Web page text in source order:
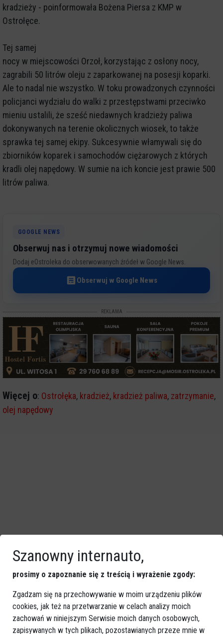
kradzieży - poinformowała Bożena Piersa z KMP w
Ostrołęce.
Tej samej
nocy w miejscowości Orzoł, korzystając z osłony nocy,
zagrabili 50 litrów oleju z zaparkowanej na posesji koparki.
Ale to nadal nie wszystko. W toku prowadzonych czynności
policjanci wydziału do walki z przestępstwami przeciwko
mieniu ustalili, że sześć niedawnych kradzieży paliwa
dokonywanych na terenie okolicznych wiosek, to także
sprawka tej samej ekipy. Sukcesywnie włamywali się do
zbiorników koparek i samochodów ciężarowych z których
kradli olej napędowy. W sumie na ich koncie jest prawie 500
litrów paliwa.
GOOGLE NEWS
Obserwuj nas i otrzymuj nowe wiadomości
Dodaj eOstroleka do obserwowanych źródeł w Google News.
Obserwuj w Google News
REKLAMA
Więcej o: Ostrołęka, kradzież, kradzież paliwa, zatrzymanie,
olej napędowy
Szanowny internauto,
prosimy o zapoznanie się z treścią i wyrażenie zgody:
Zgadzam się na przechowywanie w moim urządzeniu plików
cookies, jak też na przetwarzanie w celach analizy moich
zachowań w niniejszym Serwisie moich danych osobowych,
zapisywanych w tych plikach, pozostawianych przeze mnie w